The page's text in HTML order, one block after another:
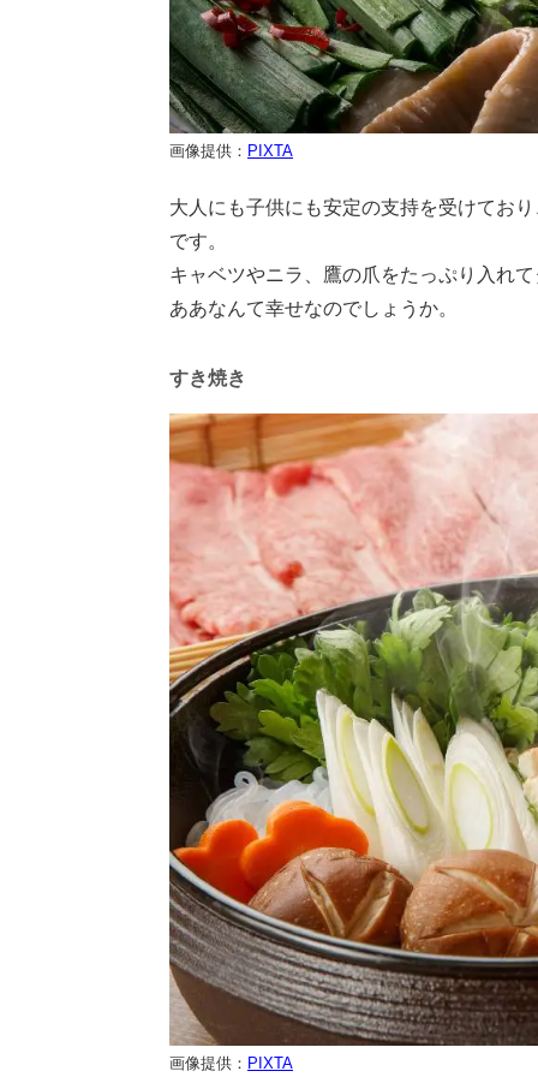
画像提供： PIXTA
大人にも子供にも安定の支持を受けてお
です。
キャベツやニラ、鷹の爪をたっぷり入れ
ああなんて幸せなのでしょうか。
すき焼き
画像提供： PIXTA